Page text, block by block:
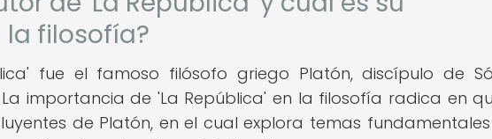
filosofía?
fue el famoso filósofo griego Platón, discípulo de
importancia de 'La República' en la filosofía radica en
de Platón, en el cual explora temas